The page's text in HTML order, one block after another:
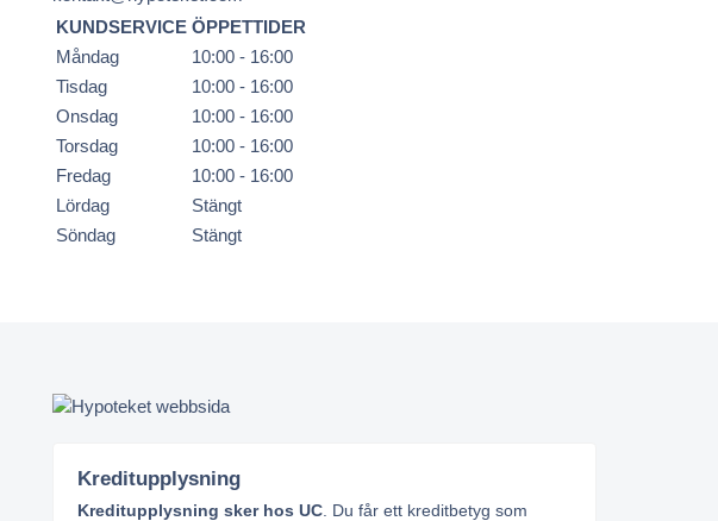
KUNDSERVICE ÖPPETTIDER
Måndag
10:00 - 16:00
Tisdag
10:00 - 16:00
Onsdag
10:00 - 16:00
Torsdag
10:00 - 16:00
Fredag
10:00 - 16:00
Lördag
Stängt
Söndag
Stängt
Kreditupplysning
Kreditupplysning sker hos UC. Du får ett kreditbetyg som